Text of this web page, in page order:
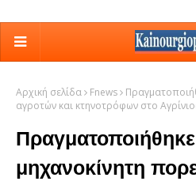
Αρχική σελίδα Fnews
αγροτών και κτηνοτρόφων στο
μηχανοκίνητη